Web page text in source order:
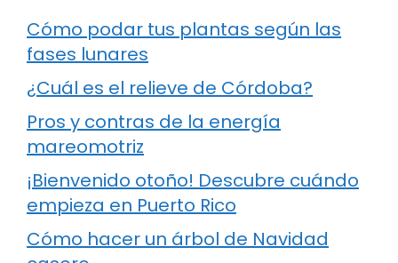
Cómo podar tus plantas según las
fases lunares
¿Cuál es el relieve de Córdoba?
Pros y contras de la energía
mareomotriz
¡Bienvenido otoño! Descubre cuándo
empieza en Puerto Rico
Cómo hacer un árbol de Navidad